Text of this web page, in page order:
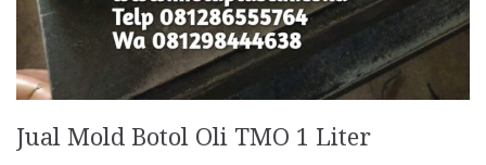
Jual Mold Botol Oli TMO 1 Liter